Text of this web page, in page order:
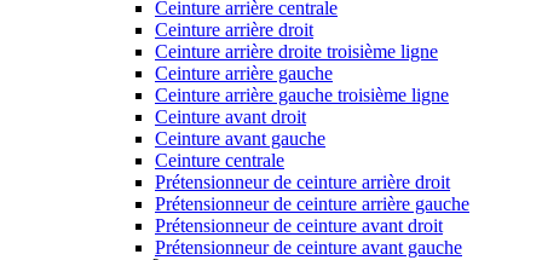
Ceinture arrière centrale
Ceinture arrière droit
Ceinture arrière droite troisième ligne
Ceinture arrière gauche
Ceinture arrière gauche troisième ligne
Ceinture avant droit
Ceinture avant gauche
Ceinture centrale
Prétensionneur de ceinture arrière droit
Prétensionneur de ceinture arrière gauche
Prétensionneur de ceinture avant droit
Prétensionneur de ceinture avant gauche